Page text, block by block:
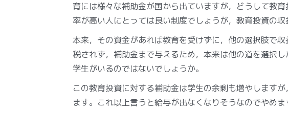
育には様々な補助金が国から出ていますが，どうして教
率が高い人にとっては良い制度でしょうが，教育投資の
本来，その資金があれば教育を受けずに，他の選択肢で
税されず，補助金まで与えるため，本来は他の道を選択
学生がいるのではないでしょうか。
この教育投資に対する補助金は学生の余剰も増やします
ます。これ以上言うと給与が出なくなりそうなのでやめま